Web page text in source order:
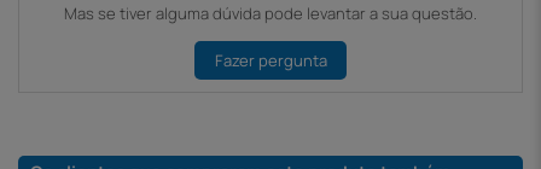
Mas se tiver alguma dúvida pode levantar a sua questão.
Fazer pergunta